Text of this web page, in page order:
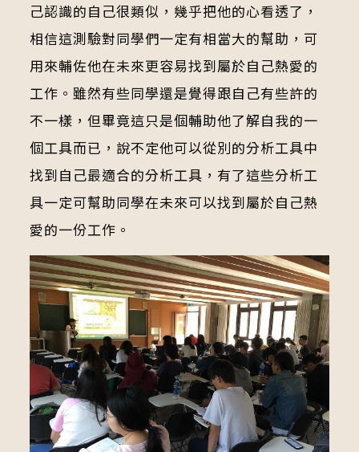
己認識的自己很類似，幾乎把他的心看透了，
相信這測驗對同學們一定有相當大的幫助，可
用來輔佐他在未來更容易找到屬於自己熱愛的
工作。雖然有些同學還是覺得跟自己有些許的
不一樣，但畢竟這只是個輔助他了解自我的一
個工具而已，說不定他可以從別的分析工具中
找到自己最適合的分析工具，有了這些分析工
具一定可幫助同學在未來可以找到屬於自己熱
愛的一份工作。